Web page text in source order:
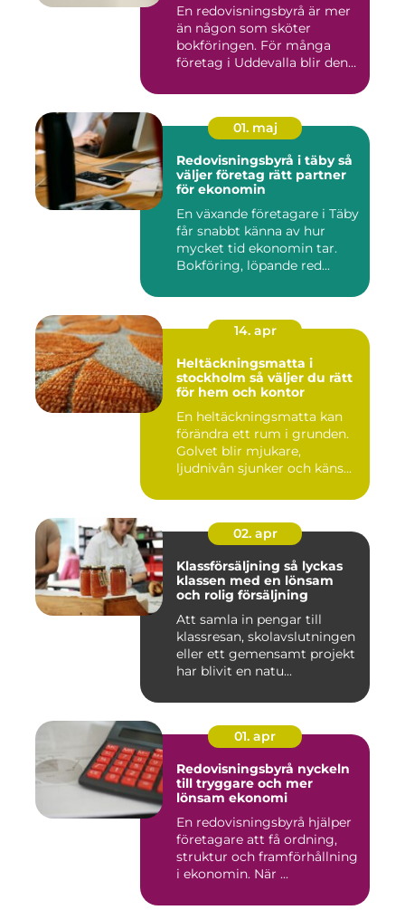
En redovisningsbyrå är mer
än någon som sköter
bokföringen. För många
företag i Uddevalla blir den
01. maj
Redovisningsbyrå i täby så
väljer företag rätt partner
för ekonomin
En växande företagare i Täby
får snabbt känna av hur
mycket tid ekonomin tar.
Bokföring, löpande red...
14. apr
Heltäckningsmatta i
stockholm så väljer du rätt
för hem och kontor
En heltäckningsmatta kan
förändra ett rum i grunden.
Golvet blir mjukare,
ljudnivån sjunker och käns...
02. apr
Klassförsäljning så lyckas
klassen med en lönsam
och rolig försäljning
Att samla in pengar till
klassresan, skolavslutningen
eller ett gemensamt projekt
har blivit en natu...
01. apr
Redovisningsbyrå nyckeln
till tryggare och mer
lönsam ekonomi
En redovisningsbyrå hjälper
företagare att få ordning,
struktur och framförhållning
i ekonomin. När ...